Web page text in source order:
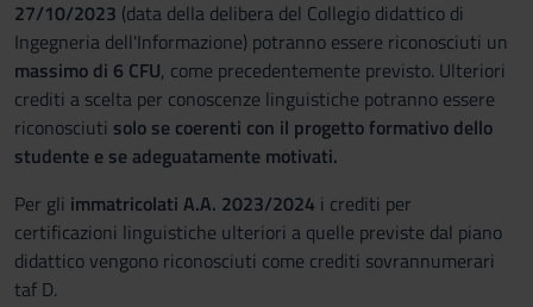
27/10/2023 (data della delibera del Collegio didattico di
Ingegneria dell'Informazione) potranno essere riconosciuti un
massimo di 6 CFU, come precedentemente previsto. Ulteriori
crediti a scelta per conoscenze linguistiche potranno essere
riconosciuti solo se coerenti con il progetto formativo dello
studente e se adeguatamente motivati.
Per gli immatricolati A.A. 2023/2024 i crediti per
certificazioni linguistiche ulteriori a quelle previste dal piano
didattico vengono riconosciuti come crediti sovrannumerari
taf D.